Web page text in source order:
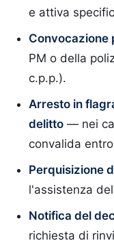
e attiva
Convocazione
PM o della
c.p.p.).
Arresto in
delitto — nei
convalida
Perquisizione
l'assistenza
Notifica del
richiesta di